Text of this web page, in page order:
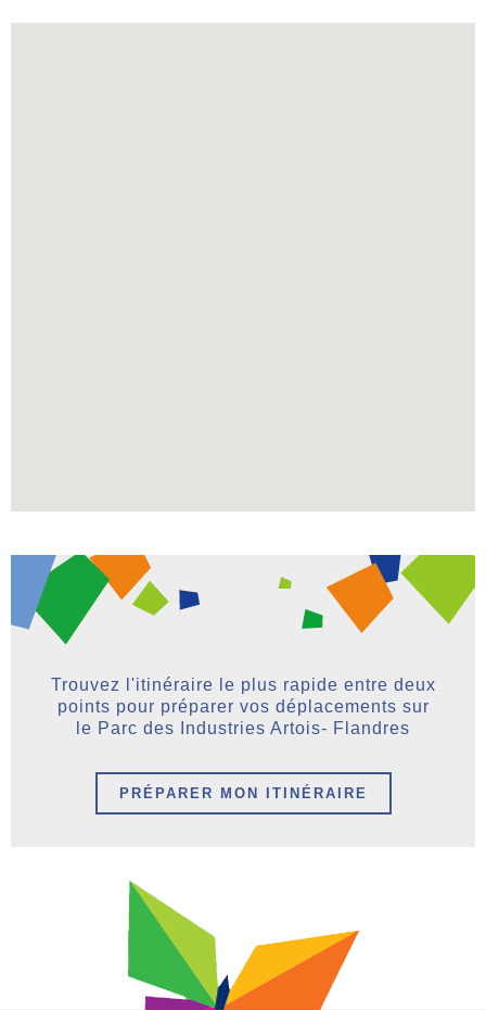
Trouvez l'itinéraire le plus rapide entre deux
points pour préparer vos déplacements sur
le Parc des Industries Artois- Flandres
PRÉPARER MON ITINÉRAIRE